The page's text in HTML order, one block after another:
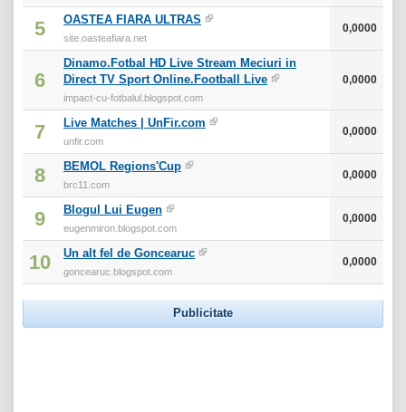
5 OASTEA FIARA ULTRAS
site.oasteafiara.net
0,0000
6
Dinamo.Fotbal HD Live Stream Meciuri in
Direct TV Sport Online.Football Live
impact-cu-fotbalul.blogspot.com
0,0000
7 Live Matches | UnFir.com
unfir.com
0,0000
8 BEMOL Regions'Cup
brc11.com
0,0000
9 Blogul Lui Eugen
eugenmiron.blogspot.com
0,0000
10 Un alt fel de Goncearuc
goncearuc.blogspot.com
0,0000
Publicitate